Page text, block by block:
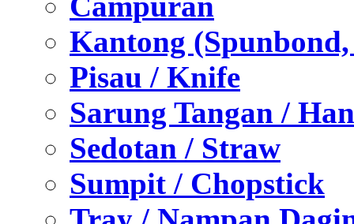
Kantong
Pisau / Knife
Sarung Tangan /
Sedotan / Straw
Sumpit / Chopstick